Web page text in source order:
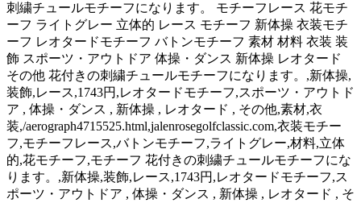
刺繍チュールモチーフになります。 モチーフレース 花モチ
ーフ ライトグレー 立体的 レース モチーフ 新体操 衣装モチ
ーフ レオタードモチーフ バトンモチーフ 素材 材料 衣装 装
飾 スポーツ・アウトドア 体操・ダンス 新体操 レオタード
その他 花付きの刺繍チュールモチーフになります。,新体操,
装飾,レース,1743円,レオタードモチーフ,スポーツ・アウトド
ア , 体操・ダンス , 新体操 , レオタード , その他,素材,衣
装,/aerograph4715525.html,jalenrosegolfclassic.com,衣装モチー
フ,モチーフレース,バトンモチーフ,ライトグレー,材料,立体
的,花モチーフ,モチーフ 花付きの刺繍チュールモチーフにな
ります。,新体操,装飾,レース,1743円,レオタードモチーフ,ス
ポーツ・アウトドア , 体操・ダンス , 新体操 , レオタード , そ